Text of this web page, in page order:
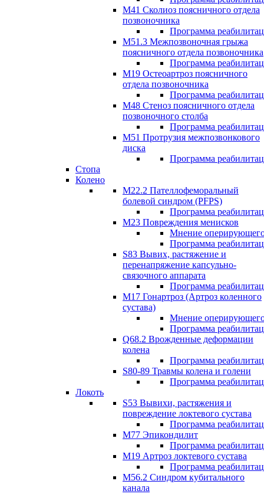
М41 Сколиоз поясничного отдела
позвоночника
Программа
M51.3 Межпозвоночная грыжа
поясничного отдела позвоночника
Программа
М19 Остеоартроз поясничного
отдела позвоночника
Программа
M48 Стеноз поясничного отдела
позвоночного столба
Программа
М51 Протрузия межпозвонкового
диска
Программа
Стопа
Колено
М22.2 Пателлофеморальный
болевой синдром (PFPS)
Программа
М23 Повреждения менисков
Мнение
Программа
S83 Вывих, растяжение и
перенапряжение капсульно-
связочного аппарата
Программа
М17 Гонартроз (Артроз коленного
сустава)
Мнение
Программа
Q68.2 Врожденные деформации
колена
Программа
S80-89 Травмы колена и голени
Программа
Локоть
S53 Вывихи, растяжения и
повреждение локтевого сустава
Программа
М77 Эпикондилит
Программа
M19 Артроз локтевого сустава
Программа
М56.2 Синдром кубитального
канала